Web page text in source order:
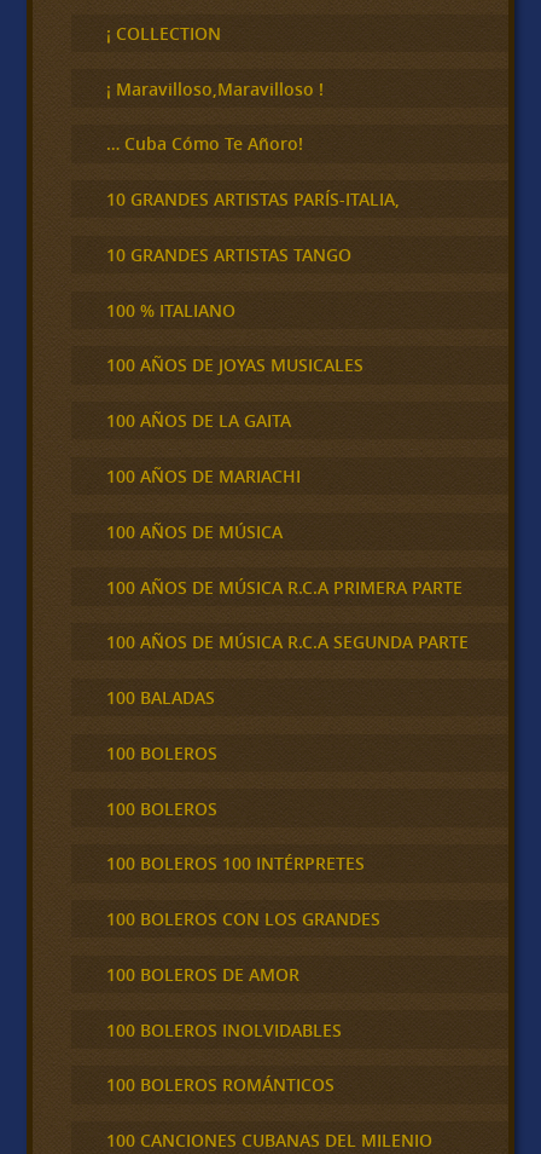
c
a
¡ COLLECTION
¡ Maravilloso,Maravilloso !
… Cuba Cómo Te Añoro!
10 GRANDES ARTISTAS PARÍS-ITALIA,
10 GRANDES ARTISTAS TANGO
100 % ITALIANO
100 AÑOS DE JOYAS MUSICALES
100 AÑOS DE LA GAITA
100 AÑOS DE MARIACHI
100 AÑOS DE MÚSICA
100 AÑOS DE MÚSICA R.C.A PRIMERA PARTE
100 AÑOS DE MÚSICA R.C.A SEGUNDA PARTE
100 BALADAS
100 BOLEROS
100 BOLEROS
100 BOLEROS 100 INTÉRPRETES
100 BOLEROS CON LOS GRANDES
100 BOLEROS DE AMOR
100 BOLEROS INOLVIDABLES
100 BOLEROS ROMÁNTICOS
100 CANCIONES CUBANAS DEL MILENIO